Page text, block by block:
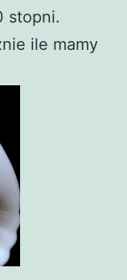
stopni.
ile mamy